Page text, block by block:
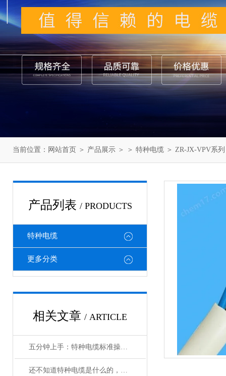
当前位置： 网站首页 ＞ 产品展示 ＞ ＞ 特种电缆 ＞ ZR-JX-VPV系
产品列表 / PRODUCTS
特种电缆
更多分类
相关文章 / ARTICLE
五分钟上手：特种电缆标准操作流程详解
还不知道特种电缆是什么的，请看这里！